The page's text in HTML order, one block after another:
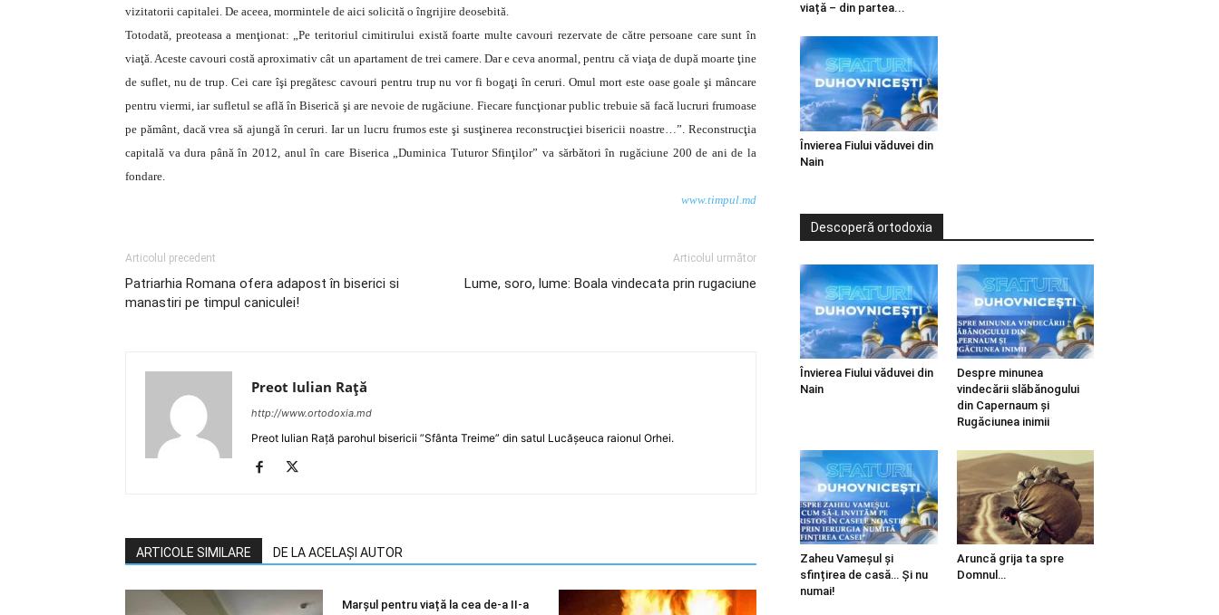
vizitatorii capitalei. De aceea, mormintele de aici solicită o îngrijire deosebită.
Totodată, preoteasa a menţionat: „Pe teritoriul cimitirului există foarte multe cavouri rezervate de către persoane care sunt în
viaţă. Aceste cavouri costă aproximativ cât un apartament de trei camere. Dar e ceva anormal, pentru că viaţa de după moarte ţine
de suflet, nu de trup. Cei care îşi pregătesc cavouri pentru trup nu vor fi bogaţi în ceruri. Omul mort este oase goale şi mâncare
pentru viermi, iar sufletul se află în Biserică şi are nevoie de rugăciune. Fiecare funcţionar public trebuie să facă lucruri frumoase
pe pământ, dacă vrea să ajungă în ceruri. Iar un lucru frumos este şi susţinerea reconstrucţiei bisericii noastre…”. Reconstrucţia
capitală va dura până în 2012, anul în care Biserica „Duminica Tuturor Sfinţilor” va sărbători în rugăciune 200 de ani de la
fondare.
www.timpul.md
Articolul precedent
Patriarhia Romana ofera adapost în biserici si
manastiri pe timpul caniculei!
Articolul următor
Lume, soro, lume: Boala vindecata prin rugaciune
Preot Iulian Raţă
http://www.ortodoxia.md
Preot Iulian Rață parohul bisericii ”Sfânta Treime” din satul Lucășeuca raionul Orhei.
ARTICOLE SIMILARE DE LA ACELAȘI AUTOR
Marșul pentru viață la cea de-a II-a
viață – din partea...
Învierea Fiului văduvei din
Nain
Descoperă ortodoxia
Învierea Fiului văduvei din
Nain
Despre minunea
vindecării slăbănogului
din Capernaum și
Rugăciunea inimii
Zaheu Vameșul și
sfințirea de casă… Și nu
numai!
Aruncă grija ta spre
Domnul…